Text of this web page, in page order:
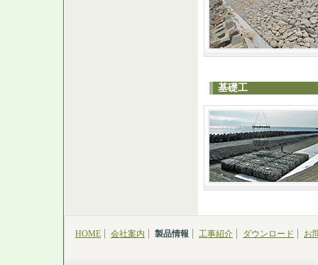
基礎工
HOME 会社案内 製品情報 工事紹介 ダウンロード お